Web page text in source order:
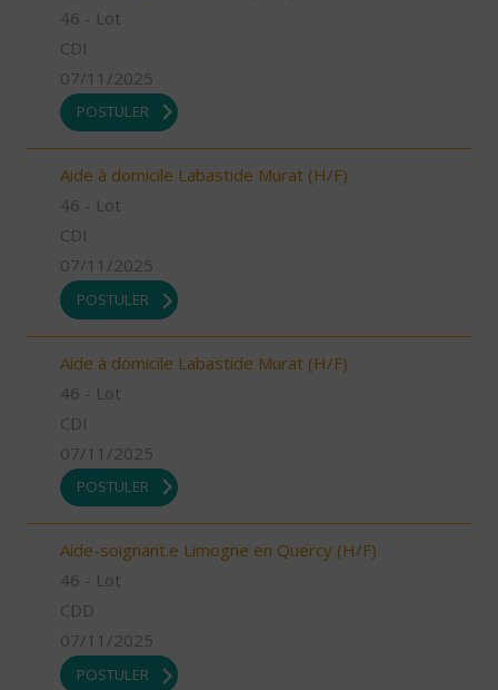
46 - Lot
CDI
07/11/2025
POSTULER
Aide à domicile Labastide Murat (H/F)
46 - Lot
CDI
07/11/2025
POSTULER
Aide à domicile Labastide Murat (H/F)
46 - Lot
CDI
07/11/2025
POSTULER
Aide-soignant.e Limogne en Quercy (H/F)
46 - Lot
CDD
07/11/2025
POSTULER